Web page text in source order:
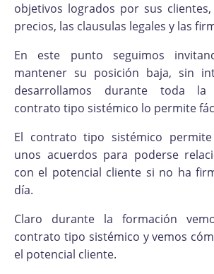
objetivos logrados por sus
precios, las clausulas legales y las
En este punto seguimos
mantener su posición baja, sin
desarrollamos durante toda la
contrato tipo sistémico lo permite
El contrato tipo sistémico
unos acuerdos para poderse
con el potencial cliente si no ha
día.
Claro durante la formación
contrato tipo sistémico y vemos
el potencial cliente.